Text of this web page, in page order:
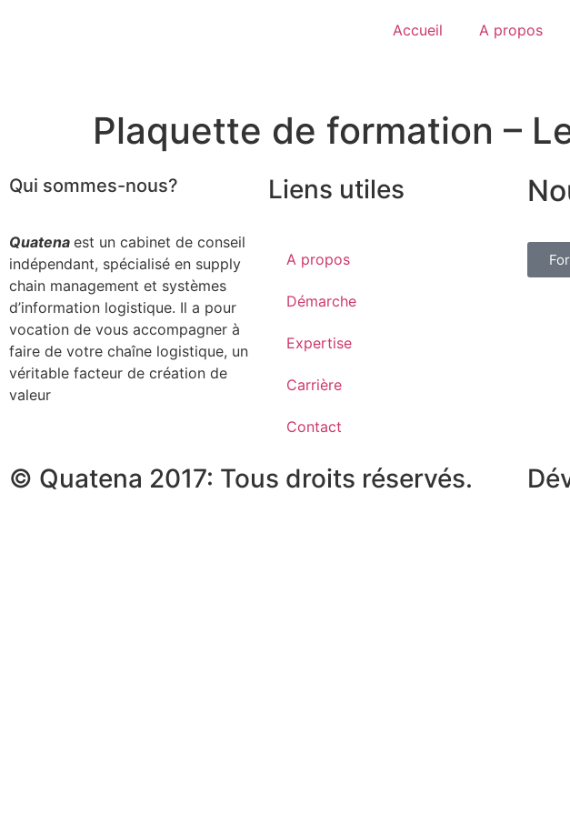
Accueil A propos
Plaquette de formation –
Qui sommes-nous?
Quatena est un cabinet de conseil
indépendant, spécialisé en supply
chain management et systèmes
d’information logistique. Il a pour
vocation de vous accompagner à
faire de votre chaîne logistique, un
véritable facteur de création de
valeur
Liens utiles
A propos
Démarche
Expertise
Carrière
Contact
© Quatena 2017: Tous droits réservés.